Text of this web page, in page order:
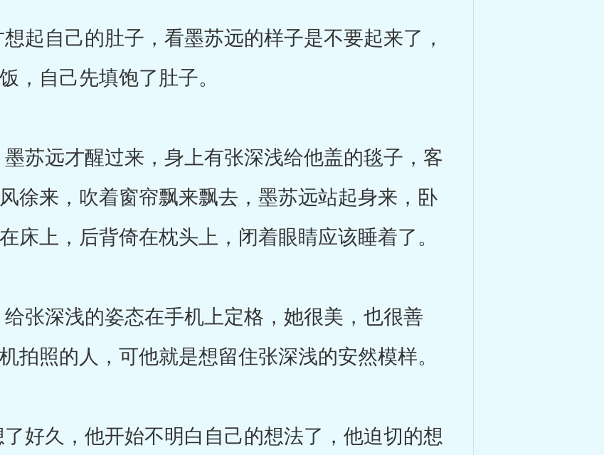
自己的肚子，看墨苏远的样子是不要起来了，
，自己先填饱了肚子。
远才醒过来，身上有张深浅给他盖的毯子，客
徐来，吹着窗帘飘来飘去，墨苏远站起身来，卧
床上，后背倚在枕头上，闭着眼睛应该睡着了。
深浅的姿态在手机上定格，她很美，也很善
拍照的人，可他就是想留住张深浅的安然模样。
久，他开始不明白自己的想法了，他迫切的想